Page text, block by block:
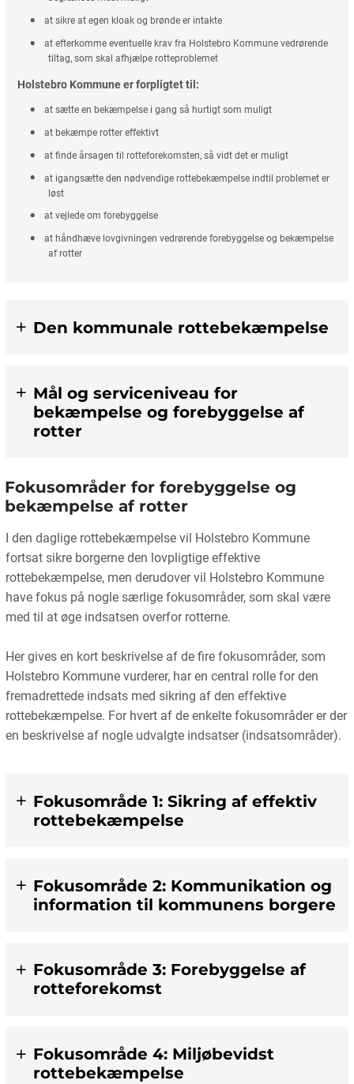
at sikre at egen kloak og brønde er intakte
at efterkomme eventuelle krav fra Holstebro Kommune vedrørende
tiltag, som skal afhjælpe rotteproblemet
Holstebro Kommune er forpligtet til:
at sætte en bekæmpelse i gang så hurtigt som muligt
at bekæmpe rotter effektivt
at finde årsagen til rotteforekomsten, så vidt det er muligt
at igangsætte den nødvendige rottebekæmpelse indtil problemet er
løst
at vejlede om forebyggelse
at håndhæve lovgivningen vedrørende forebyggelse og bekæmpelse
af rotter
Den kommunale rottebekæmpelse
Mål og serviceniveau for
bekæmpelse og forebyggelse af
rotter
Fokusområder for forebyggelse og
bekæmpelse af rotter
I den daglige rottebekæmpelse vil Holstebro Kommune
fortsat sikre borgerne den lovpligtige effektive
rottebekæmpelse, men derudover vil Holstebro Kommune
have fokus på nogle særlige fokusområder, som skal være
med til at øge indsatsen overfor rotterne.
Her gives en kort beskrivelse af de fire fokusområder, som
Holstebro Kommune vurderer, har en central rolle for den
fremadrettede indsats med sikring af den effektive
rottebekæmpelse. For hvert af de enkelte fokusområder er der
en beskrivelse af nogle udvalgte indsatser (indsatsområder).
Fokusområde 1: Sikring af effektiv
rottebekæmpelse
Fokusområde 2: Kommunikation og
information til kommunens borgere
Fokusområde 3: Forebyggelse af
rotteforekomst
Fokusområde 4: Miljøbevidst
rottebekæmpelse